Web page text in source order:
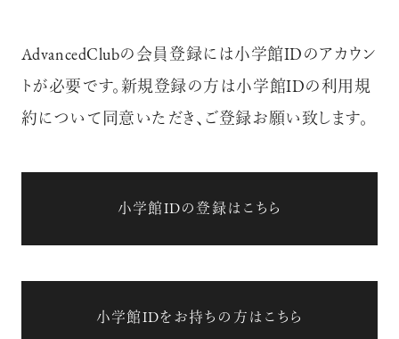
AdvancedClubの会員登録には小学館IDのアカウン
トが必要です。新規登録の方は小学館IDの利用規
約について同意いただき、ご登録お願い致します。
小学館IDの登録はこちら
小学館IDをお持ちの方はこちら